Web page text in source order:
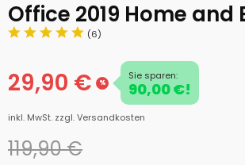
Office 2019 Home and
(6)
29,90 € %
Sie sparen:
90,00 €!
inkl. MwSt. zzgl. Versandkosten
119,90 €